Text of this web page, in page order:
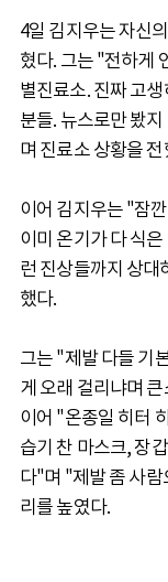
4일 김지우는 자신
혔다. 그는 "전하게
별진료소. 진짜 고
분들. 뉴스로만 봤
며 진료소 상황을 전
이어 김지우는 "잠
이미 온기가 다 식
런 진상들까지 상
했다.
그는 "제발 다들 기
게 오래 걸리냐며
이어 "온종일 히터
습기 찬 마스크, 장
다"며 "제발 좀 사
리를 높였다.